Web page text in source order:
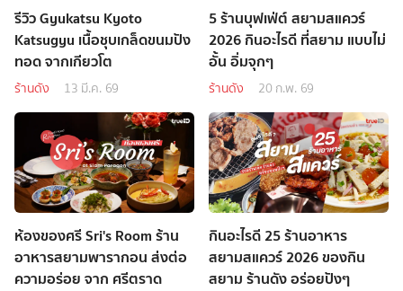
รีวิว Gyukatsu Kyoto
Katsugyu เนื้อชุบเกล็ดขนมปัง
ทอด จากเกียวโต
ร้านดัง 13 มี.ค. 69
5 ร้านบุฟเฟ่ต์ สยามสแควร์
2026 กินอะไรดี ที่สยาม แบบไม่
อั้น อิ่มจุกๆ
ร้านดัง 20 ก.พ. 69
ห้องของศรี Sri's Room ร้าน
อาหารสยามพารากอน ส่งต่อ
ความอร่อย จาก ศรีตราด
กินอะไรดี 25 ร้านอาหาร
สยามสแควร์ 2026 ของกิน
สยาม ร้านดัง อร่อยปังๆ